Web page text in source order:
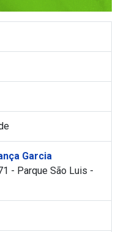
Garcia
- Parque São Luis -